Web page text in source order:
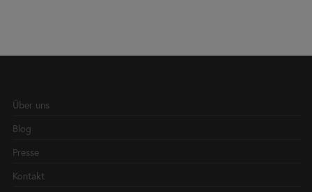
Über uns
Blog
Presse
Kontakt